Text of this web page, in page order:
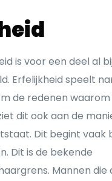
is voor een deel al
Erfelijkheid speelt
de redenen
dit ook aan de
Dit begint vaak
Dit is de bekende
Mannen die